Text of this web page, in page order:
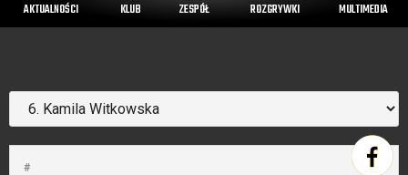
AKTUALNOŚCI KLUB ZESPÓŁ ROZGRYWKI MULTIMEDIA
#